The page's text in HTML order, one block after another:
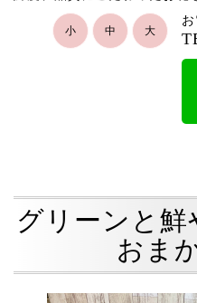
小 中 大
グリーンと
おま